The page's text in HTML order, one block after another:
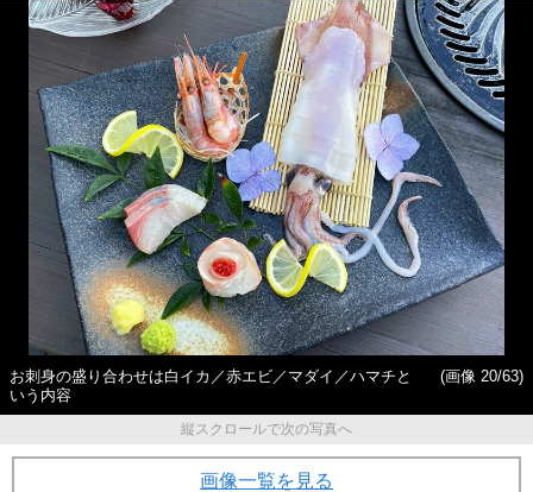
お刺身の盛り合わせは白イカ／赤エビ／マダイ／ハマチと
いう内容
(画像 20/63)
縦スクロールで次の写真へ
画像一覧を見る